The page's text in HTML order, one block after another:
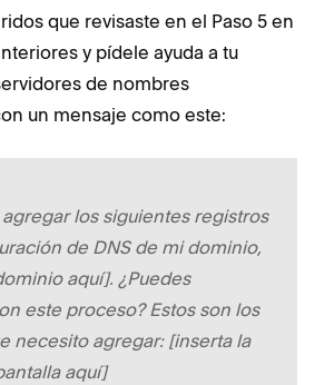
que revisaste en el Paso 5 en
y pídele ayuda a tu
de nombres
un mensaje como este:
los siguientes registros
de DNS de mi dominio,
aquí]. ¿Puedes
este proceso? Estos son los
necesito agregar: [inserta la
aquí]